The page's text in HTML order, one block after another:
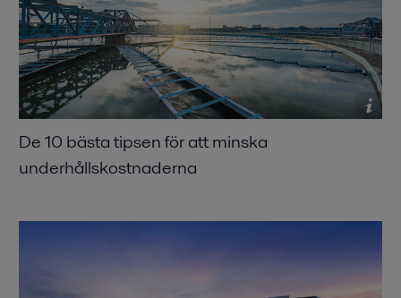
De 10 bästa tipsen för att minska
underhållskostnaderna